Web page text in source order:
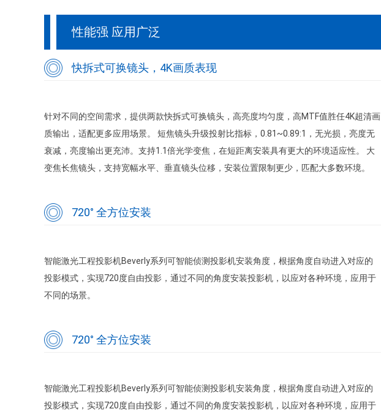
性能强 应用广泛
快拆式可换镜头，4K画质表现
针对不同的空间需求，提供两款快拆式可换镜头，高亮度均匀度，高MTF值胜任4K超清画
质输出，适配更多应用场景。 短焦镜头升级投射比指标，0.81~0.89:1，无光损，亮度无
衰减，亮度输出更充沛。支持1.1倍光学变焦，在短距离安装具有更大的环境适应性。 大
变焦长焦镜头，支持宽幅水平、垂直镜头位移，安装位置限制更少，匹配大多数环境。
720° 全方位安装
智能激光工程投影机Beverly系列可智能侦测投影机安装角度，根据角度自动进入对应的
投影模式，实现720度自由投影，通过不同的角度安装投影机，以应对各种环境，应用于
不同的场景。
720° 全方位安装
智能激光工程投影机Beverly系列可智能侦测投影机安装角度，根据角度自动进入对应的
投影模式，实现720度自由投影，通过不同的角度安装投影机，以应对各种环境，应用于